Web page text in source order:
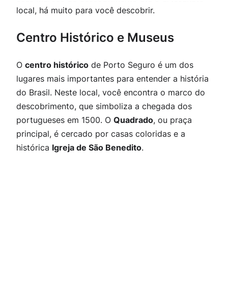
local, há muito para você descobrir.
Centro Histórico e Museus
O centro histórico de Porto Seguro é um dos
lugares mais importantes para entender a história
do Brasil. Neste local, você encontra o marco do
descobrimento, que simboliza a chegada dos
portugueses em 1500. O Quadrado, ou praça
principal, é cercado por casas coloridas e a
histórica Igreja de São Benedito.